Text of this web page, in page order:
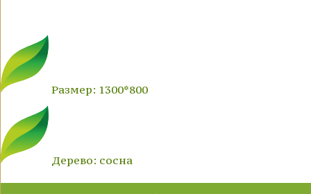
Размер: 1300*800
Дерево: сосна